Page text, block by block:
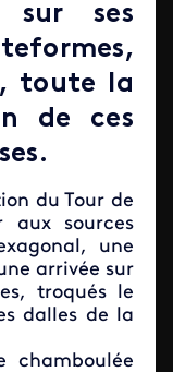
sur ses
toute la
de ces
du Tour de
aux sources
une
arrivée sur
troqués le
dalles de la
chamboulée